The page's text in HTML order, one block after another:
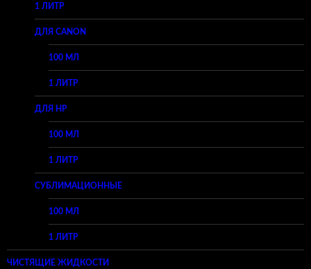
1 ЛИТР
ДЛЯ CANON
100 МЛ
1 ЛИТР
ДЛЯ HP
100 МЛ
1 ЛИТР
СУБЛИМАЦИОННЫЕ
100 МЛ
1 ЛИТР
ЧИСТЯЩИЕ ЖИДКОСТИ